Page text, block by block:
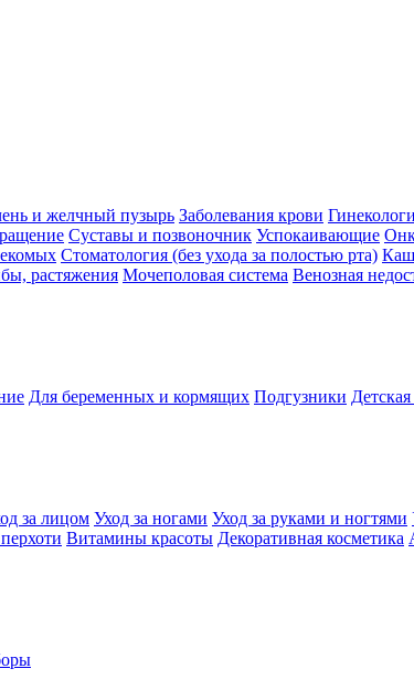
и желчный пузырь Заболевания крови
Суставы и позвоночник Успокаивающие
Стоматология (без ухода за полостью рта)
растяжения Мочеполовая система Венозная
Для беременных и кормящих Подгузники
за лицом Уход за ногами Уход за руками и ногтями
Витамины красоты Декоративная косметика